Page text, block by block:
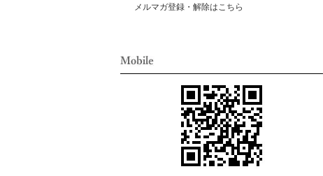
メルマガ登録・解除はこちら